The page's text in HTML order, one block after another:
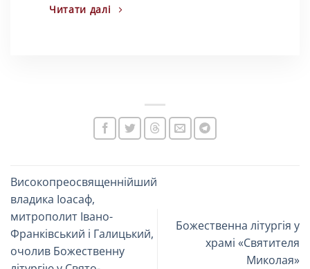
Читати далі
Високопреосвященнійший
владика Іоасаф,
митрополит Івано-
Франківський і Галицький,
очолив Божественну
Божественна літургія у
храмі «Святителя
Миколая»